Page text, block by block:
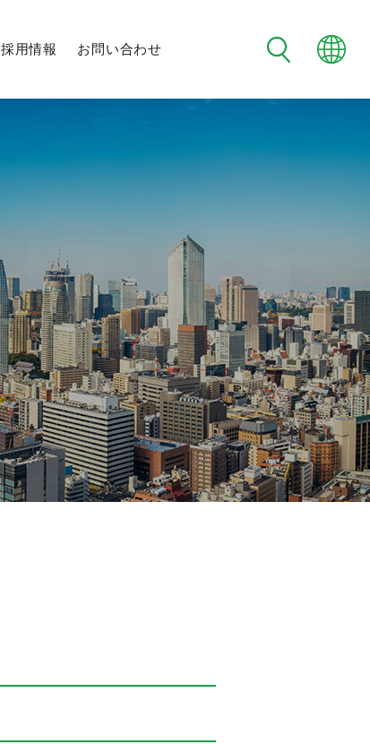
未来社会に向けた
新規事業への挑戦
社会への取り組み
チーム紹介
地域交流
採用情報 お問い合わせ